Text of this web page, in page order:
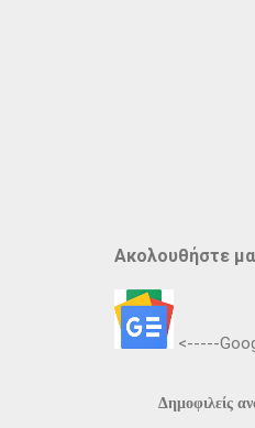
Ακολουθήστε
<-----
Δημοφιλείς